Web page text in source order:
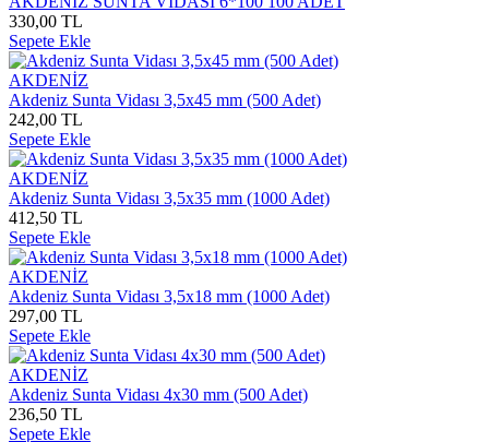
330,00 TL
Sepete Ekle
AKDENİZ
Akdeniz Sunta Vidası 3,5x45 mm (500 Adet)
242,00 TL
Sepete Ekle
AKDENİZ
Akdeniz Sunta Vidası 3,5x35 mm (1000 Adet)
412,50 TL
Sepete Ekle
AKDENİZ
Akdeniz Sunta Vidası 3,5x18 mm (1000 Adet)
297,00 TL
Sepete Ekle
AKDENİZ
Akdeniz Sunta Vidası 4x30 mm (500 Adet)
236,50 TL
Sepete Ekle